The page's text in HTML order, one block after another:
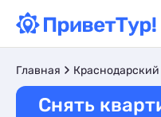
Главная Краснодарский
Снять